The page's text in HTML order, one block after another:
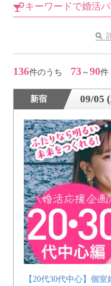
公式アカウ
PR
約
おすすめの
個人
プラ
キーワードで婚活
136件のうち 73 ～90件
新宿 09/05
【20代30代中心】個